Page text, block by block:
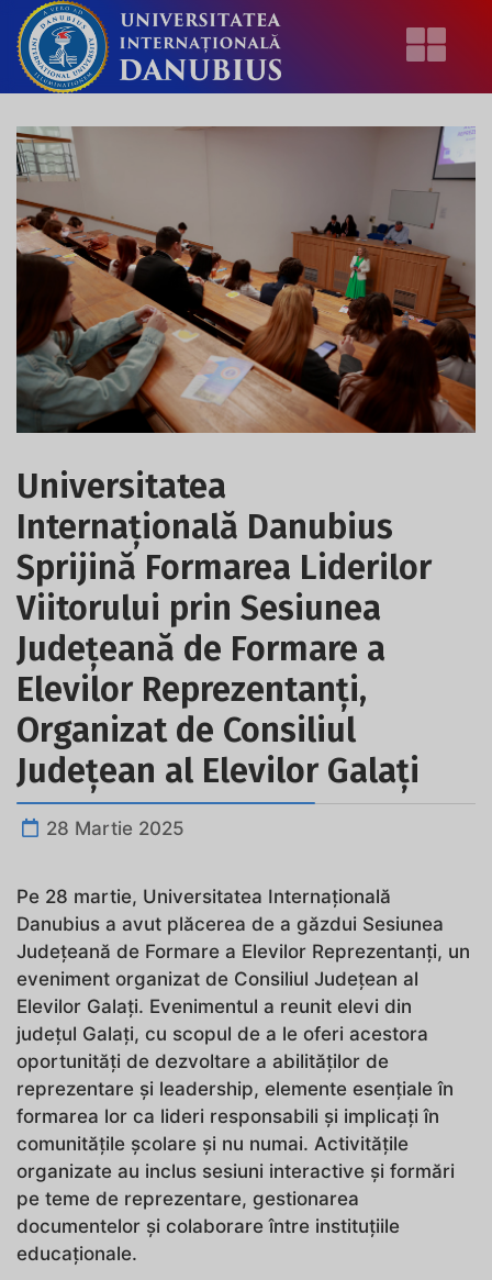
Universitatea
Internațională Danubius
Sprijină Formarea Liderilor
Viitorului prin Sesiunea
Județeană de Formare a
Elevilor Reprezentanți,
Organizat de Consiliul
Județean al Elevilor Galați
28 Martie 2025
Pe 28 martie, Universitatea Internațională
Danubius a avut plăcerea de a găzdui Sesiunea
Județeană de Formare a Elevilor Reprezentanți, un
eveniment organizat de Consiliul Județean al
Elevilor Galați. Evenimentul a reunit elevi din
județul Galați, cu scopul de a le oferi acestora
oportunități de dezvoltare a abilităților de
reprezentare și leadership, elemente esențiale în
formarea lor ca lideri responsabili și implicați în
comunitățile școlare și nu numai. Activitățile
organizate au inclus sesiuni interactive și formări
pe teme de reprezentare, gestionarea
documentelor și colaborare între instituțiile
educaționale.